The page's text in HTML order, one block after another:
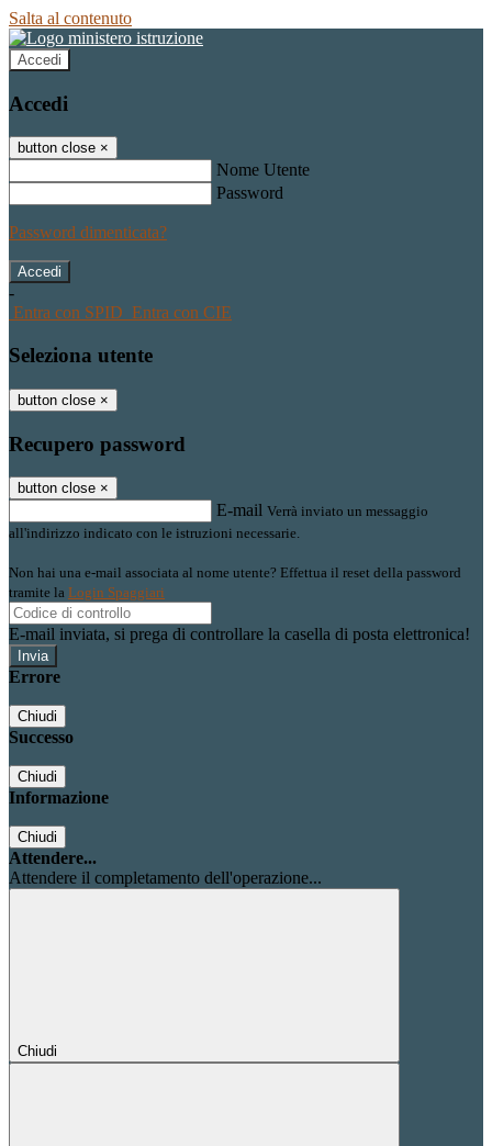
Salta al contenuto
Accedi
Accedi
button close ×
Nome Utente
Password
Password dimenticata?
-
Entra con SPID Entra con CIE
Seleziona utente
button close ×
Recupero password
button close ×
E-mail Verrà inviato un messaggio
all'indirizzo indicato con le istruzioni necessarie.
Non hai una e-mail associata al nome utente? Effettua il reset della password
tramite la Login Spaggiari
E-mail inviata, si prega di controllare la casella di posta elettronica!
Errore
Chiudi
Successo
Chiudi
Informazione
Chiudi
Attendere...
Attendere il completamento dell'operazione...
Chiudi